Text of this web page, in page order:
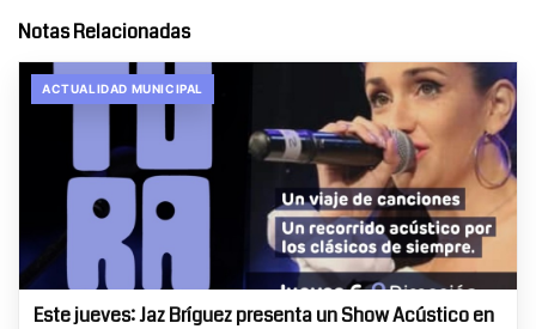
Notas Relacionadas
ACTUALIDAD MUNICIPAL
Este jueves: Jaz Bríguez presenta un Show Acústico en